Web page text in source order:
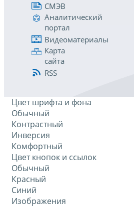
СМЭВ
Аналитический
портал
Видеоматериалы
Карта
сайта
RSS
Цвет шрифта и фона
Обычный
Контрастный
Инверсия
Комфортный
Цвет кнопок и ссылок
Обычный
Красный
Синий
Изображения